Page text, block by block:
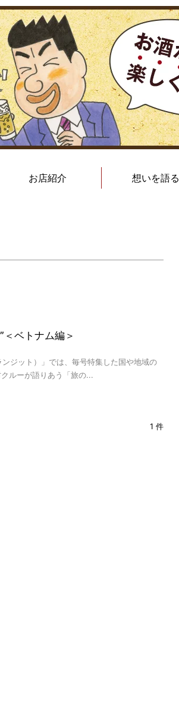
お店紹介 想いを語る
ベトナム編＞
ジット）」では、毎号特集した国や地域の
ルーが語りあう「旅の...
1 件